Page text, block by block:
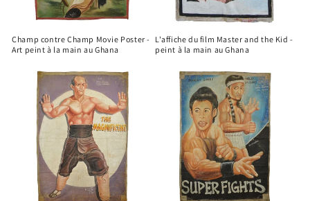
Champ contre Champ Movie Poster -
Art peint à la main au Ghana
L'affiche du film Master and the Kid -
peint à la main au Ghana